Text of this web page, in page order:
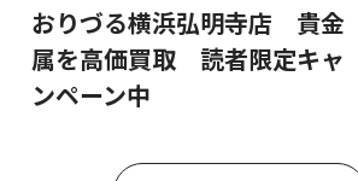
おりづる横浜弘明寺店 貴金
属を高価買取 読者限定キャ
ンペーン中